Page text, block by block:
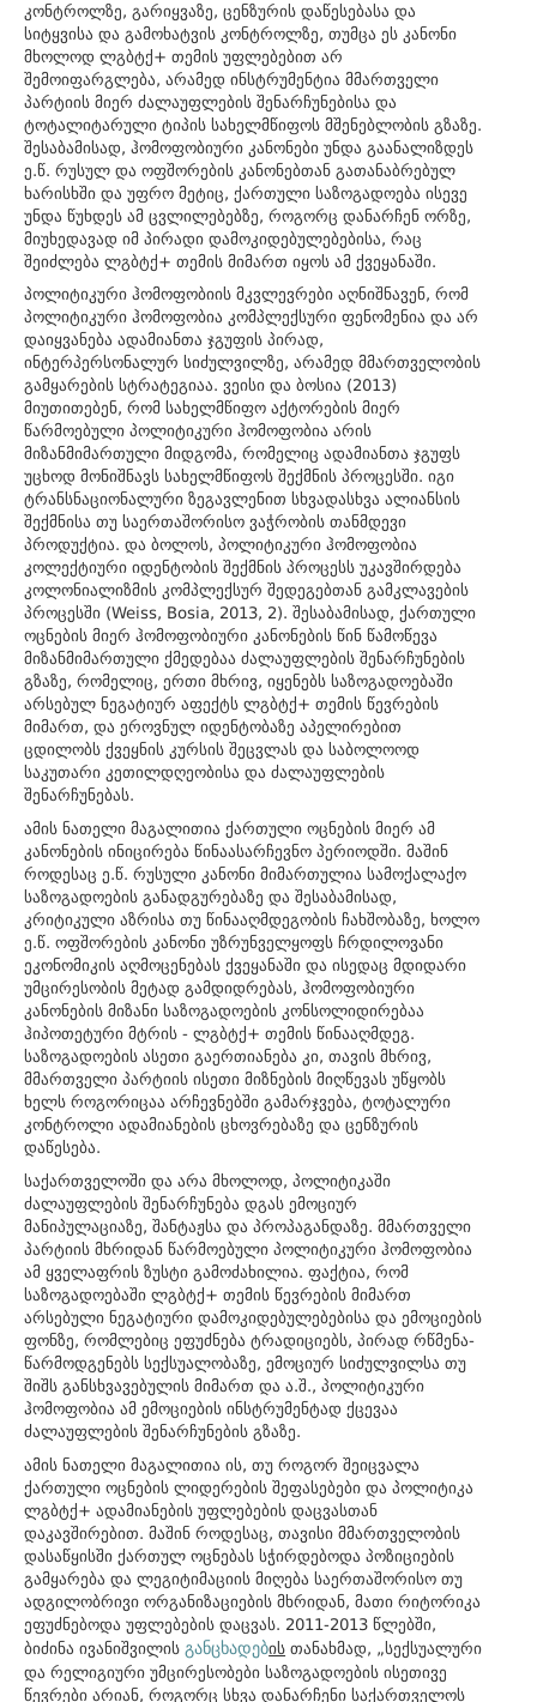
კონტროლზე, გარიყვაზე, ცენზურის დაწესებასა და
სიტყვისა და გამოხატვის კონტროლზე, თუმცა ეს კანონი
მხოლოდ ლგბტქ+ თემის უფლებებით არ
შემოიფარგლება, არამედ ინსტრუმენტია მმართველი
პარტიის მიერ ძალაუფლების შენარჩუნებისა და
ტოტალიტარული ტიპის სახელმწიფოს მშენებლობის გზაზე.
შესაბამისად, ჰომოფობიური კანონები უნდა გაანალიზდეს
ე.წ. რუსულ და ოფშორების კანონებთან გათანაბრებულ
ხარისხში და უფრო მეტიც, ქართული საზოგადოება ისევე
უნდა წუხდეს ამ ცვლილებებზე, როგორც დანარჩენ ორზე,
მიუხედავად იმ პირადი დამოკიდებულებებისა, რაც
შეიძლება ლგბტქ+ თემის მიმართ იყოს ამ ქვეყანაში.
პოლიტიკური ჰომოფობიის მკვლევრები აღნიშნავენ, რომ
პოლიტიკური ჰომოფობია კომპლექსური ფენომენია და არ
დაიყვანება ადამიანთა ჯგუფის პირად,
ინტერპერსონალურ სიძულვილზე, არამედ მმართველობის
გამყარების სტრატეგიაა. ვეისი და ბოსია (2013)
მიუთითებენ, რომ სახელმწიფო აქტორების მიერ
წარმოებული პოლიტიკური ჰომოფობია არის
მიზანმიმართული მიდგომა, რომელიც ადამიანთა ჯგუფს
უცხოდ მონიშნავს სახელმწიფოს შექმნის პროცესში. იგი
ტრანსნაციონალური ზეგავლენით სხვადასხვა ალიანსის
შექმნისა თუ საერთაშორისო ვაჭრობის თანმდევი
პროდუქტია. და ბოლოს, პოლიტიკური ჰომოფობია
კოლექტიური იდენტობის შექმნის პროცესს უკავშირდება
კოლონიალიზმის კომპლექსურ შედეგებთან გამკლავების
პროცესში (Weiss, Bosia, 2013, 2). შესაბამისად, ქართული
ოცნების მიერ ჰომოფობიური კანონების წინ წამოწევა
მიზანმიმართული ქმედებაა ძალაუფლების შენარჩუნების
გზაზე, რომელიც, ერთი მხრივ, იყენებს საზოგადოებაში
არსებულ ნეგატიურ აფექტს ლგბტქ+ თემის წევრების
მიმართ, და ეროვნულ იდენტობაზე აპელირებით
ცდილობს ქვეყნის კურსის შეცვლას და საბოლოოდ
საკუთარი კეთილდღეობისა და ძალაუფლების
შენარჩუნებას.
ამის ნათელი მაგალითია ქართული ოცნების მიერ ამ
კანონების ინიცირება წინაასარჩევნო პერიოდში. მაშინ
როდესაც ე.წ. რუსული კანონი მიმართულია სამოქალაქო
საზოგადოების განადგურებაზე და შესაბამისად,
კრიტიკული აზრისა თუ წინააღმდეგობის ჩახშობაზე, ხოლო
ე.წ. ოფშორების კანონი უზრუნველყოფს ჩრდილოვანი
ეკონომიკის აღმოცენებას ქვეყანაში და ისედაც მდიდარი
უმცირესობის მეტად გამდიდრებას, ჰომოფობიური
კანონების მიზანი საზოგადოების კონსოლიდირებაა
ჰიპოთეტური მტრის - ლგბტქ+ თემის წინააღმდეგ.
საზოგადოების ასეთი გაერთიანება კი, თავის მხრივ,
მმართველი პარტიის ისეთი მიზნების მიღწევას უწყობს
ხელს როგორიცაა არჩევნებში გამარჯვება, ტოტალური
კონტროლი ადამიანების ცხოვრებაზე და ცენზურის
დაწესება.
საქართველოში და არა მხოლოდ, პოლიტიკაში
ძალაუფლების შენარჩუნება დგას ემოციურ
მანიპულაციაზე, შანტაჟსა და პროპაგანდაზე. მმართველი
პარტიის მხრიდან წარმოებული პოლიტიკური ჰომოფობია
ამ ყველაფრის ზუსტი გამოძახილია. ფაქტია, რომ
საზოგადოებაში ლგბტქ+ თემის წევრების მიმართ
არსებული ნეგატიური დამოკიდებულებებისა და ემოციების
ფონზე, რომლებიც ეფუძნება ტრადიციებს, პირად რწმენა-
წარმოდგენებს სექსუალობაზე, ემოციურ სიძულვილსა თუ
შიშს განსხვავებულის მიმართ და ა.შ., პოლიტიკური
ჰომოფობია ამ ემოციების ინსტრუმენტად ქცევაა
ძალაუფლების შენარჩუნების გზაზე.
ამის ნათელი მაგალითია ის, თუ როგორ შეიცვალა
ქართული ოცნების ლიდერების შეფასებები და პოლიტიკა
ლგბტქ+ ადამიანების უფლებების დაცვასთან
დაკავშირებით. მაშინ როდესაც, თავისი მმართველობის
დასაწყისში ქართულ ოცნებას სჭირდებოდა პოზიციების
გამყარება და ლეგიტიმაციის მიღება საერთაშორისო თუ
ადგილობრივი ორგანიზაციების მხრიდან, მათი რიტორიკა
ეფუძნებოდა უფლებების დაცვას. 2011-2013 წლებში,
ბიძინა ივანიშვილისგანცხადების თანახმად, „სექსუალური
და რელიგიური უმცირესობები საზოგადოების ისეთივე
წევრები არიან, როგორც სხვა დანარჩენი საქართველოს